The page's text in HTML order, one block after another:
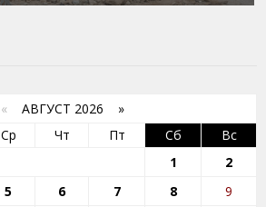
« АВГУСТ 2026 »
Ср Чт Пт Сб
Вс
1
2
5 6 7 8
9